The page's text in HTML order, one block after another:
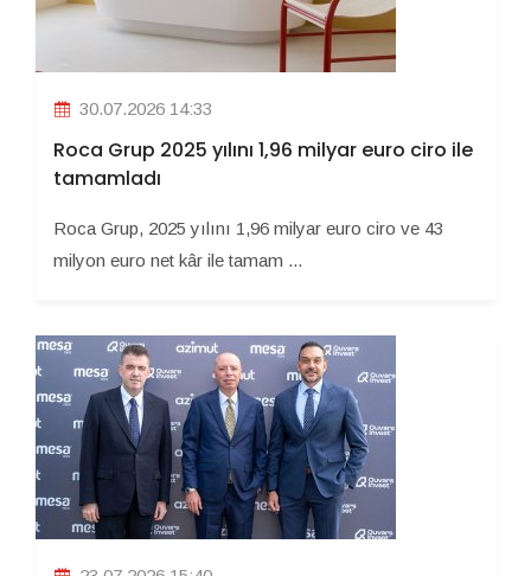
30.07.2026 14:33
Roca Grup 2025 yılını 1,96 milyar euro ciro ile
tamamladı
Roca Grup, 2025 yılını 1,96 milyar euro ciro ve 43
milyon euro net kâr ile tamam ...